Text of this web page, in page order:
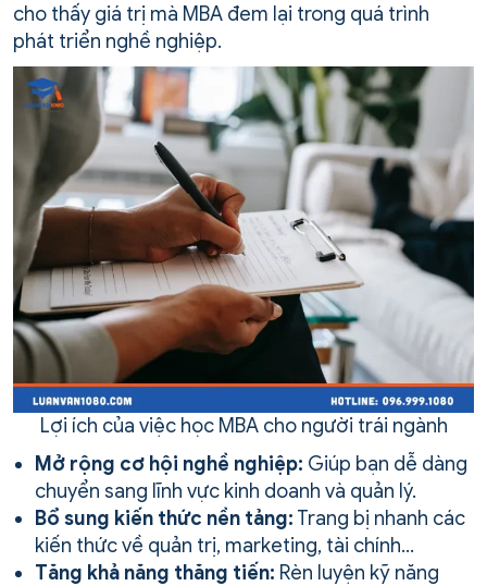
cho thấy giá trị mà MBA đem lại trong quá trình
phát triển nghề nghiệp.
Lợi ích của việc học MBA cho người trái ngành
Mở rộng cơ hội nghề nghiệp: Giúp bạn dễ dàng
chuyển sang lĩnh vực kinh doanh và quản lý.
Bổ sung kiến thức nền tảng: Trang bị nhanh các
kiến thức về quản trị, marketing, tài chính…
Tăng khả năng thăng tiến: Rèn luyện kỹ năng